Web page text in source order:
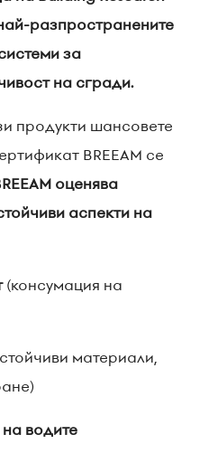
разпространените
за
на сгради.
продукти шансовете
BREEAM се
оценява
аспекти на
(консумация на
материали,
водите